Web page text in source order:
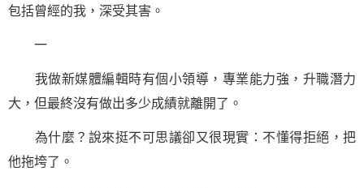
包括曾經的我，深受其害。
一
我做新媒體編輯時有個小領導，專業能力強，升職潛力
大，但最終沒有做出多少成績就離開了。
為什麼？說來挺不可思議卻又很現實：不懂得拒絕，把
他拖垮了。